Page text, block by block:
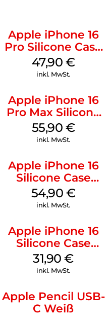
Apple iPhone 16
Pro Silicone Case
MagSafe Denim
47,90 €
inkl. MwSt.
Apple iPhone 16
Pro Max Silicone
Case MagSafe
Stone Gray
55,90 €
inkl. MwSt.
Apple iPhone 16
Silicone Case
MagSafe Lake
Green
54,90 €
inkl. MwSt.
Apple iPhone 16
Silicone Case
MagSafe Fuchsia
31,90€
inkl. MwSt.
Apple Pencil USB-
C Weiß